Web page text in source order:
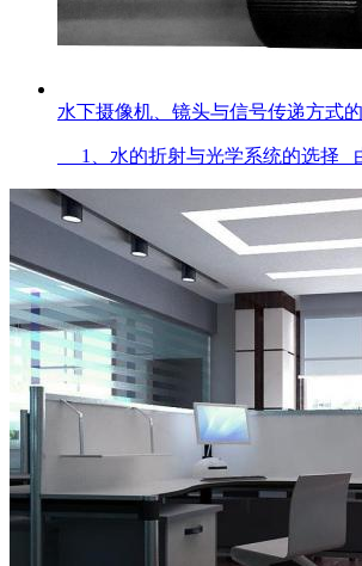
水下摄像机、镜头与信号传递方式
1、水的折射与光学系统的选择